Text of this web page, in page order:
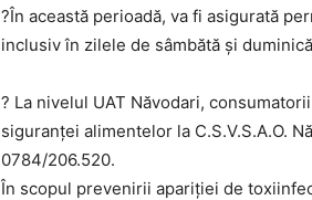
?În această perioadă, va fi asigurată
inclusiv în zilele de sâmbătă și
? La nivelul UAT Năvodari,
siguranței alimentelor la C.S.V.S.A.O.
0784/206.520.
În scopul prevenirii apariției de